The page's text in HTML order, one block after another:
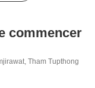
commencer
,Tham Tupthong